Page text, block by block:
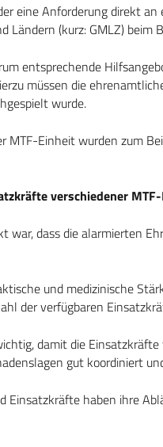
eine Anforderung direkt
Ländern (kurz: GMLZ) beim
entsprechende
müssen die
wurde.
MTF-Einheit wurden zum
verschiedener
war, dass die alarmierten
und medizinische
der verfügbaren
damit die
gut koordiniert
Einsatzkräfte haben ihre